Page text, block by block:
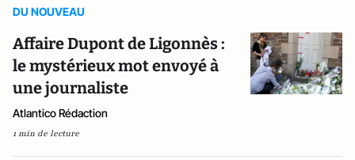
DU NOUVEAU
Affaire Dupont de Ligonnès :
le mystérieux mot envoyé à
une journaliste
Atlantico Rédaction
1 min de lecture